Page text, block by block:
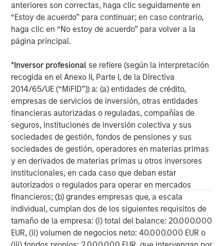
anteriores son correctas, haga clic seguidamente en
“Estoy de acuerdo” para continuar; en caso contrario,
haga clic en “No estoy de acuerdo” para volver a la
página principal.
*Inversor profesional se refiere (según la interpretación
recogida en el Anexo II, Parte I, de la Directiva
2014/65/UE (“MiFID”)) a: (a) entidades de crédito,
empresas de servicios de inversión, otras entidades
financieras autorizadas o reguladas, compañías de
seguros, instituciones de inversión colectiva y sus
sociedades de gestión, fondos de pensiones y sus
sociedades de gestión, operadores en materias primas
y en derivados de materias primas u otros inversores
institucionales, en cada caso que deban estar
autorizados o regulados para operar en mercados
financieros; (b) grandes empresas que, a escala
individual, cumplan dos de los siguientes requisitos de
tamaño de la empresa: (i) total del balance: 20.000.000
EUR, (ii) volumen de negocios neto: 40.000.000 EUR o
Risk Considerations:
There is no assurance that a portfolio will
achieve its investment objective. Portfolios are subject to market
risk, which is the possibility that the market values of securities
owned by the portfolio will decline and that the value of
portfolio shares may therefore be less than what you paid for
them. Market values can change daily due to economic and
other events (e.g. natural disasters, health crises, terrorism,
conflicts, and social unrest) that affect markets, countries,
companies, or governments. It is difficult to predict the timing,
duration, and potential adverse effects (e.g. portfolio liquidity) of
events. Accordingly, you can lose money investing in this
portfolio. Please be aware that this portfolio may be subject to
certain additional risks. In general,equities securities’
also fluctuate in response to activities specific to a company.
Investments inforeign marketsentail special risks such as
currency, political, economic, market and liquidity risks. The risks
of investing inemerging market countriesare greater than the
risks generally associated with investments in foreign developed
countries.
The views and opinions are those of the author as of the date of